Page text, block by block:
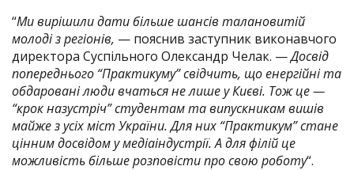
“Ми вирішили дати більше шансів талановитій
молоді з регіонів, — пояснив заступник виконавчого
директора Суспільного Олександр Челак. —Досвід
попереднього “Практикуму” свідчить, що енергійні та
обдаровані люди вчаться не лише у Києві. Тож це —
“крок назустріч” студентам та випускникам вишів
майже з усіх міст України. Для них “Практикум” стане
цінним досвідом у медіаіндустрії. А для філій це
можливість більше розповісти про свою роботу“.